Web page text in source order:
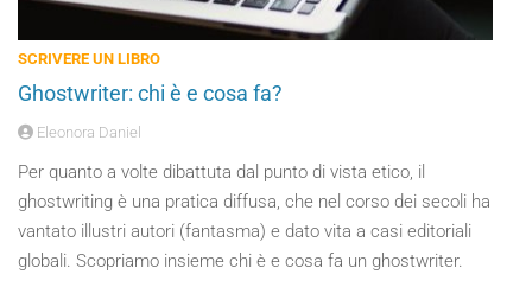
SCRIVERE UN LIBRO
Ghostwriter: chi è e cosa fa?
Eleonora Daniel
Per quanto a volte dibattuta dal punto di vista etico, il
ghostwriting è una pratica diffusa, che nel corso dei secoli ha
vantato illustri autori (fantasma) e dato vita a casi editoriali
globali. Scopriamo insieme chi è e cosa fa un ghostwriter.